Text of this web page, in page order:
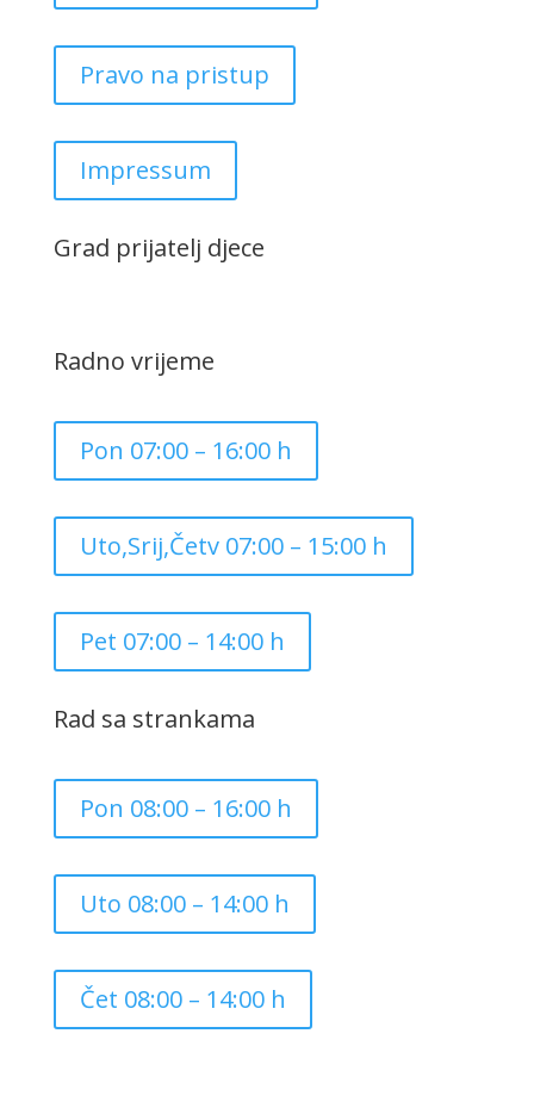
Pravo na pristup
Impressum
Grad prijatelj djece
Radno vrijeme
Pon 07:00 – 16:00 h
Uto,Srij,Četv 07:00 – 15:00 h
Pet 07:00 – 14:00 h
Rad sa strankama
Pon 08:00 – 16:00 h
Uto 08:00 – 14:00 h
Čet 08:00 – 14:00 h